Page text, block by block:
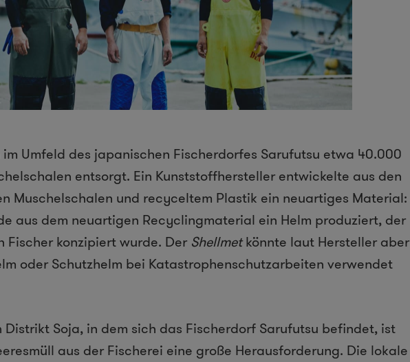
Umfeld des japanischen Fischerdorfes Sarufutsu etwa 40.000
entsorgt. Ein Kunststoffhersteller entwickelte aus den
Muschelschalen und recyceltem Plastik ein neuartiges Material:
aus dem neuartigen Recyclingmaterial ein Helm produziert, der
Fischer konzipiert wurde. Der Shellmetkönnte laut Hersteller aber
oder Schutzhelm bei Katastrophenschutzarbeiten verwendet
Distrikt Soja, in dem sich das Fischerdorf Sarufutsu befindet, ist
aus der Fischerei eine große Herausforderung. Die lokale